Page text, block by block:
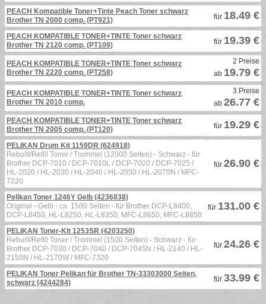
PEACH Kompatible Toner+Tinte Peach Toner schwarz
Brother TN 2000 comp. (PT921)
für 18.49 €
PEACH KOMPATIBLE TONER+TINTE Toner schwarz
Brother TN 2120 comp. (PT109)
für 19.39 €
PEACH KOMPATIBLE TONER+TINTE Toner schwarz
Brother TN 2220 comp. (PT258)
2 Preise
ab 19.79 €
PEACH KOMPATIBLE TONER+TINTE Toner schwarz
Brother TN 2010 comp.
3 Preise
ab 26.77 €
PEACH KOMPATIBLE TONER+TINTE Toner schwarz
Brother TN 2005 comp. (PT120)
für 19.29 €
PELIKAN Drum Kit 1159DR (624918)
Rebuilt/Refill Toner / Trommel (12000 Seiten) - Schwarz - für
Brother DCP-7010 / DCP-7010L / DCP-7020 / DCP-7025 /
HL-2020 / HL-2030 / HL-2040 / HL-2050 / HL-2070N / MFC-
7220
für 26.90 €
Pelikan Toner 1246Y Gelb (4236838)
Original - Gelb - ca. 1500 Seiten - für Brother DCP-L8400,
DCP-L8450, HL-L8250, HL-L8350, MFC-L8650, MFC-L8850
für 131.00 €
PELIKAN Toner-Kit 1253SR (4203250)
Rebuilt/Refill Toner / Trommel (1500 Seiten) - Schwarz - für
Brother DCP-7030 / DCP-7040 / DCP-7045N / HL-2140 / HL-
2150N / HL-2170W / MFC-7320
für 24.26 €
PELIKAN Toner Pelikan für Brother TN-33303000 Seiten,
schwarz (4244284)
für 33.99 €